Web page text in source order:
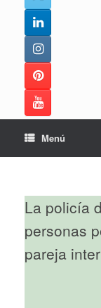
Menú
La policía
personas
pareja